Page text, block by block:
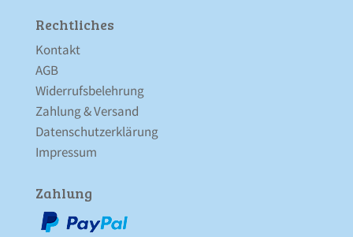
Rechtliches
Kontakt
AGB
Widerrufsbelehrung
Zahlung & Versand
Datenschutz­erklärung
Impressum
Zahlung